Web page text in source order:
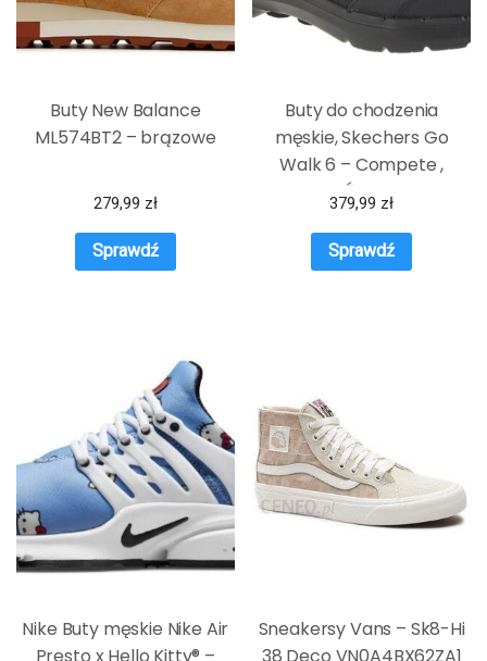
Buty New Balance
ML574BT2 – brązowe
279,99 zł
Sprawdź
Buty do chodzenia
męskie, Skechers Go
Walk 6 – Compete ,
SPRAWDŹ OKAZJE NA
WIOSNĘ
379,99 zł
Sprawdź
Nike Buty męskie Nike Air
Sneakersy Vans – Sk8-Hi